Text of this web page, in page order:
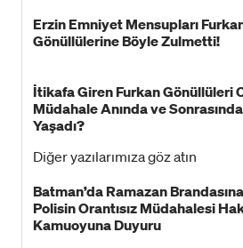
Erzin Emniyet Mensupları
Gönüllülerine Böyle Zulmetti!
İtikafa Giren Furkan Gönüllüleri
Müdahale Anında ve
Yaşadı?
Diğer yazılarımıza göz atın
Batman’da Ramazan
Polisin Orantısız Müdahalesi
Kamuoyuna Duyuru